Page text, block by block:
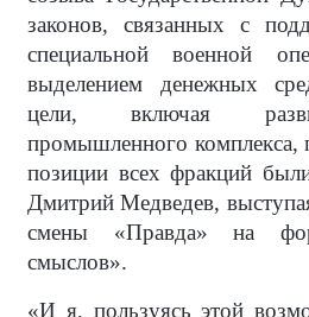
законов, связанных с
специальной военной
выделением денежных
цели, включая
промышленного
позиции всех фракций
Дмитрий Медведев,
смены «Правда» на
смыслов».
«И я, пользуясь этой